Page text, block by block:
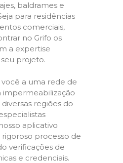
baldrames e
para residências
comerciais,
no Grifo os
a expertise
projeto.
a uma rede de
impermeabilização
regiões do
aplicativo
processo de
verificações de
e credenciais.